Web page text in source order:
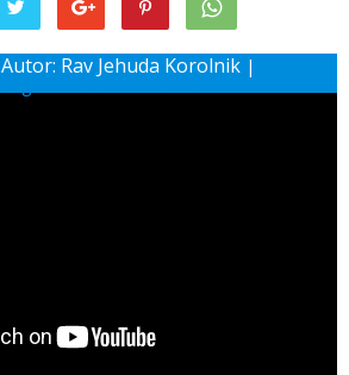
Rav Jehuda Korolnik |
Drucke diesen Beitrag